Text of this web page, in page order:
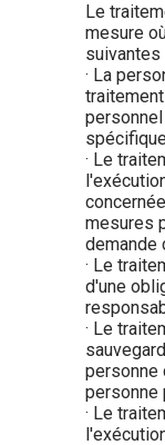
Le
mesure
· La
· Le
mesures
demande
· Le
d'une
· Le
personne
personne
· Le